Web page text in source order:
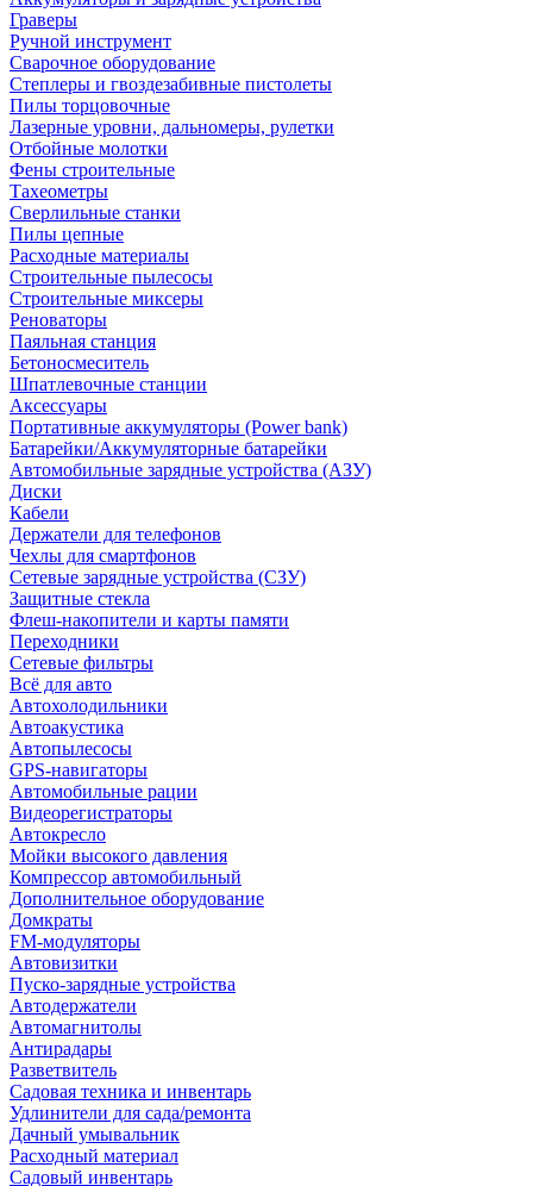
Граверы
Ручной инструмент
Сварочное оборудование
Степлеры и гвоздезабивные пистолеты
Пилы торцовочные
Лазерные уровни, дальномеры, рулетки
Отбойные молотки
Фены строительные
Тахеометры
Сверлильные станки
Пилы цепные
Расходные материалы
Строительные пылесосы
Строительные миксеры
Реноваторы
Паяльная станция
Бетоносмеситель
Шпатлевочные станции
Аксессуары
Портативные аккумуляторы (Power bank)
Батарейки/Аккумуляторные батарейки
Автомобильные зарядные устройства (АЗУ)
Диски
Кабели
Держатели для телефонов
Чехлы для смартфонов
Сетевые зарядные устройства (СЗУ)
Защитные стекла
Флеш-накопители и карты памяти
Переходники
Сетевые фильтры
Всё для авто
Автохолодильники
Автоакустика
Автопылесосы
GPS-навигаторы
Автомобильные рации
Видеорегистраторы
Автокресло
Мойки высокого давления
Компрессор автомобильный
Дополнительное оборудование
Домкраты
FM-модуляторы
Автовизитки
Пуско-зарядные устройства
Автодержатели
Автомагнитолы
Антирадары
Разветвитель
Садовая техника и инвентарь
Удлинители для сада/ремонта
Дачный умывальник
Расходный материал
Садовый инвентарь